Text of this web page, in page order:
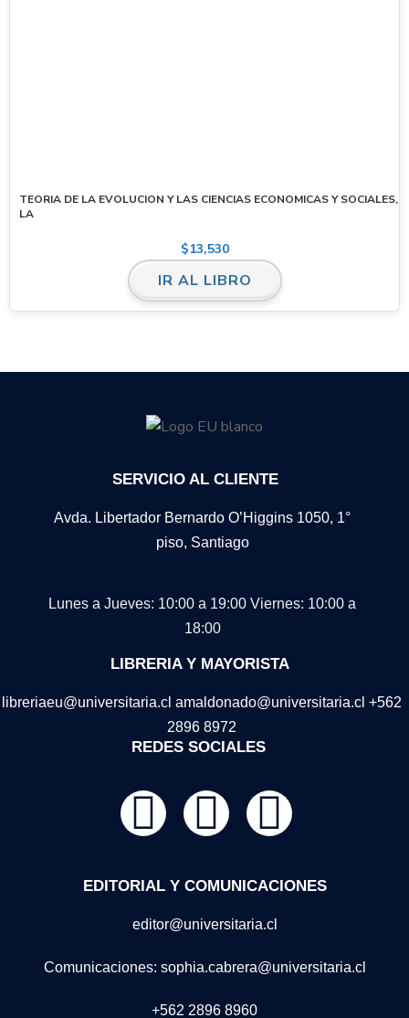
TEORIA DE LA EVOLUCION Y LAS CIENCIAS ECONOMICAS Y SOCIALES,
LA
$13,530
IR AL LIBRO
SERVICIO AL CLIENTE
Avda. Libertador Bernardo O’Higgins 1050, 1°
piso, Santiago
Lunes a Jueves: 10:00 a 19:00 Viernes: 10:00 a
18:00
LIBRERIA Y MAYORISTA
libreriaeu@universitaria.cl amaldonado@universitaria.cl +562
2896 8972
REDES SOCIALES
EDITORIAL Y COMUNICACIONES
editor@universitaria.cl
Comunicaciones: sophia.cabrera@universitaria.cl
+562 2896 8960